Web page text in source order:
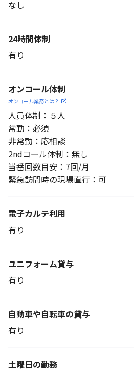
なし
24時間体制
有り
オンコール体制
オンコール業務とは？
人員体制：５人
常勤：必須
非常勤：応相談
2ndコール体制：無し
当番回数目安：7回/月
緊急訪問時の現場直行：可
電子カルテ利用
有り
ユニフォーム貸与
有り
自動車や自転車の貸与
有り
土曜日の勤務